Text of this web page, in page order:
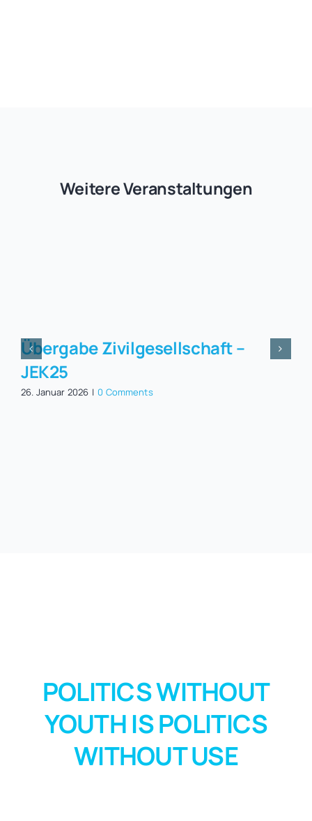
Weitere Veranstaltungen
Übergabe Zivilgesellschaft –
JEK25
26. Januar 2026 | 0 Comments
POLITICS WITHOUT
YOUTH IS POLITICS
WITHOUT USE